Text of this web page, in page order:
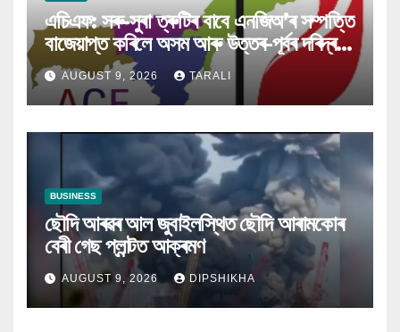
এচিএফ: সৰু-সুৰা ত্ৰুটিৰ বাবে এনজিঅ’ৰ সম্পত্তি
বাজেয়াপ্ত কৰিলে অসম আৰু উত্তৰ-পূৰ্বৰ দৰিদ্ৰই
ক্ষতিগ্ৰস্ত হ’ব
AUGUST 9, 2026 TARALI
BUSINESS
ছৌদি আৰৱৰ আল জুবাইলস্থিত ছৌদি আৰামকোৰ
বেৰী গেছ প্লান্টত আক্ৰমণ
AUGUST 9, 2026 DIPSHIKHA